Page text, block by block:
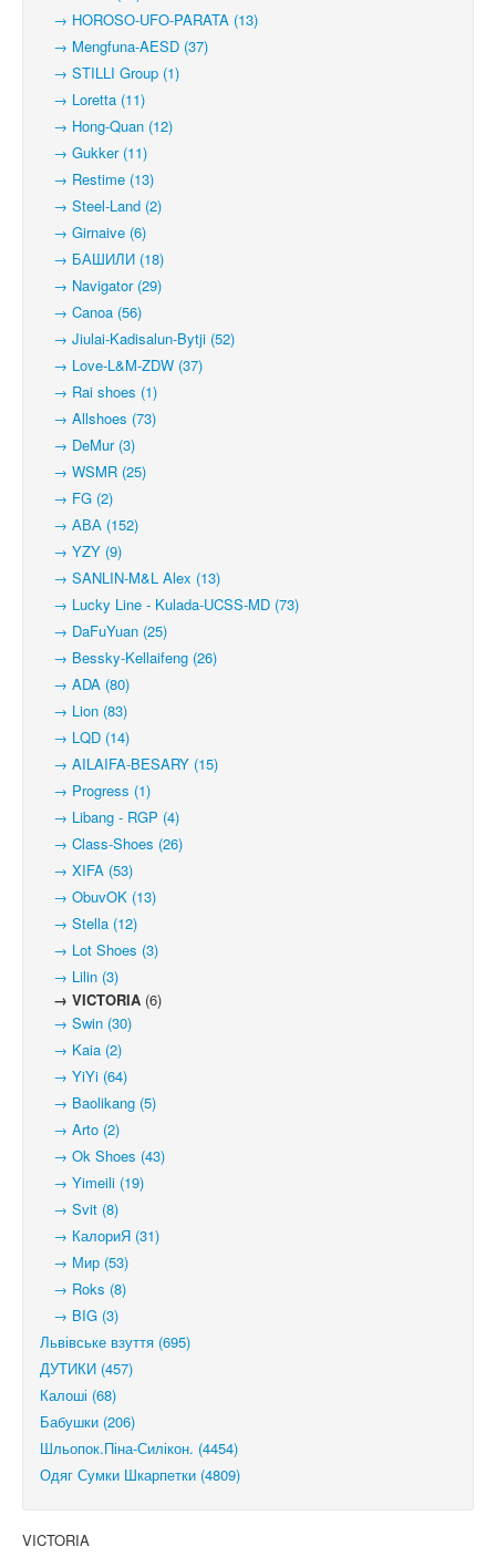
→ HOROSO-UFO-PARATA (13)
→ Mengfuna-AESD (37)
→ STILLI Group (1)
→ Loretta (11)
→ Hong-Quan (12)
→ Gukker (11)
→ Restime (13)
→ Steel-Land (2)
→ Girnaive (6)
→ БАШИЛИ (18)
→ Navigator (29)
→ Canoa (56)
→ Jiulai-Kadisalun-Bytji (52)
→ Love-L&M-ZDW (37)
→ Rai shoes (1)
→ Allshoes (73)
→ DeMur (3)
→ WSMR (25)
→ FG (2)
→ АВА (152)
→ YZY (9)
→ SANLIN-M&L Alex (13)
→ Lucky Line - Kulada-UCSS-MD (73)
→ DaFuYuan (25)
→ Bessky-Kellaifeng (26)
→ ADA (80)
→ Lion (83)
→ LQD (14)
→ AILAIFA-BESARY (15)
→ Progress (1)
→ Libang - RGP (4)
→ Class-Shoes (26)
→ XIFA (53)
→ ObuvOK (13)
→ Stella (12)
→ Lot Shoes (3)
→ Lilin (3)
→ VICTORIA (6)
→ Swin (30)
→ Kaia (2)
→ YiYi (64)
→ Baolikang (5)
→ Arto (2)
→ Ok Shoes (43)
→ Yimeili (19)
→ Svit (8)
→ КалориЯ (31)
→ Мир (53)
→ Roks (8)
→ BIG (3)
Львівське взуття (695)
ДУТИКИ (457)
Калоші (68)
Бабушки (206)
Шльопок.Піна-Силікон. (4454)
Одяг Сумки Шкарпетки (4809)
VICTORIA